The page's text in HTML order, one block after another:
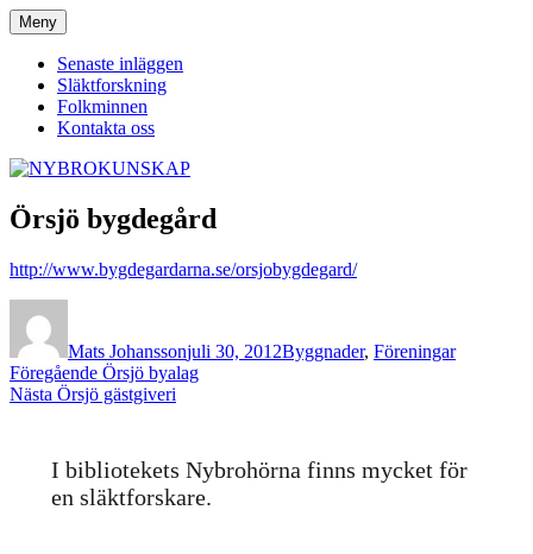
Hoppa
till
innehåll
NYBROKUNSKAP
Meny
Senaste inläggen
Släktforskning
Folkminnen
Kontakta oss
Örsjö bygdegård
http://www.bygdegardarna.se/orsjobygdegard/
Mats Johanssonjuli 30, 2012Byggnader, Föreningar
Inläggsnavigering
Föregående Föregående
inlägg:
Örsjö byalag
Nästa Nästa
Örsjö gästgiveri
I bibliotekets Nybrohörna finns mycket för
en släktforskare.